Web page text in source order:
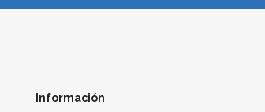
Información